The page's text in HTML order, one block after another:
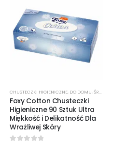
CHUSTECZKI HIGIENICZNE, DO DOMU,ŚRODKI CZYSTOŚCI
Foxy Cotton Chusteczki
Higieniczne 90 Sztuk Ultra
Miękkość i Delikatność Dla
Wrażliwej Skóry